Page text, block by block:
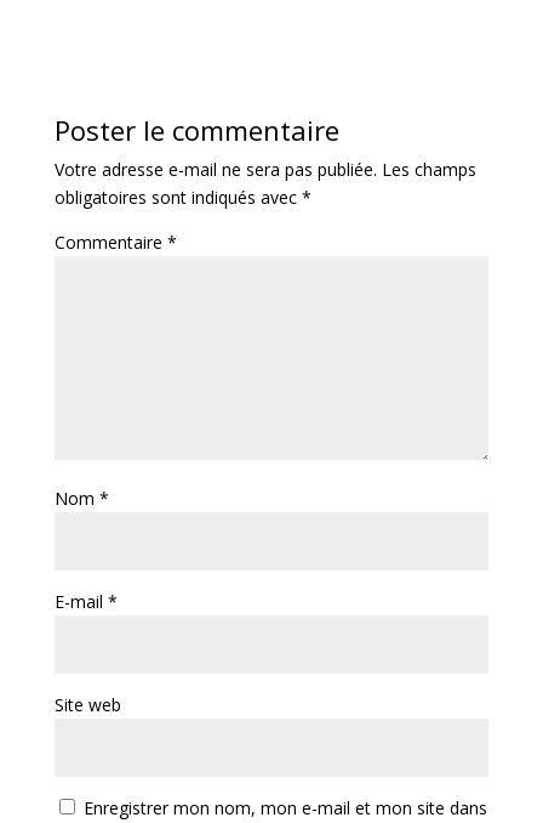
Poster le commentaire
Votre adresse e-mail ne sera pas publiée. Les champs
obligatoires sont indiqués avec *
Commentaire *
Nom *
E-mail *
Site web
Enregistrer mon nom, mon e-mail et mon site dans